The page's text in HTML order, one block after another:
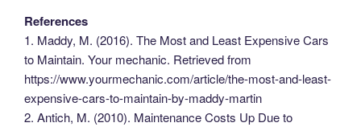
References
1. Maddy, M. (2016). The Most and Least Expensive Cars
to Maintain. Your mechanic. Retrieved from
https://www.yourmechanic.com/article/the-most-and-least-
expensive-cars-to-maintain-by-maddy-martin
2. Antich, M. (2010). Maintenance Costs Up Due to